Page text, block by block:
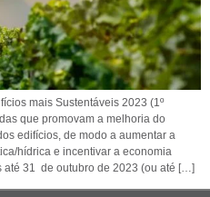
mais Sustentáveis 2023 (1º
que promovam a melhoria do
edifícios, de modo a aumentar a
hídrica e incentivar a economia
até 31 de outubro de 2023 (ou até […]